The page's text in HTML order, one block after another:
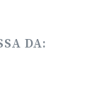
DA: